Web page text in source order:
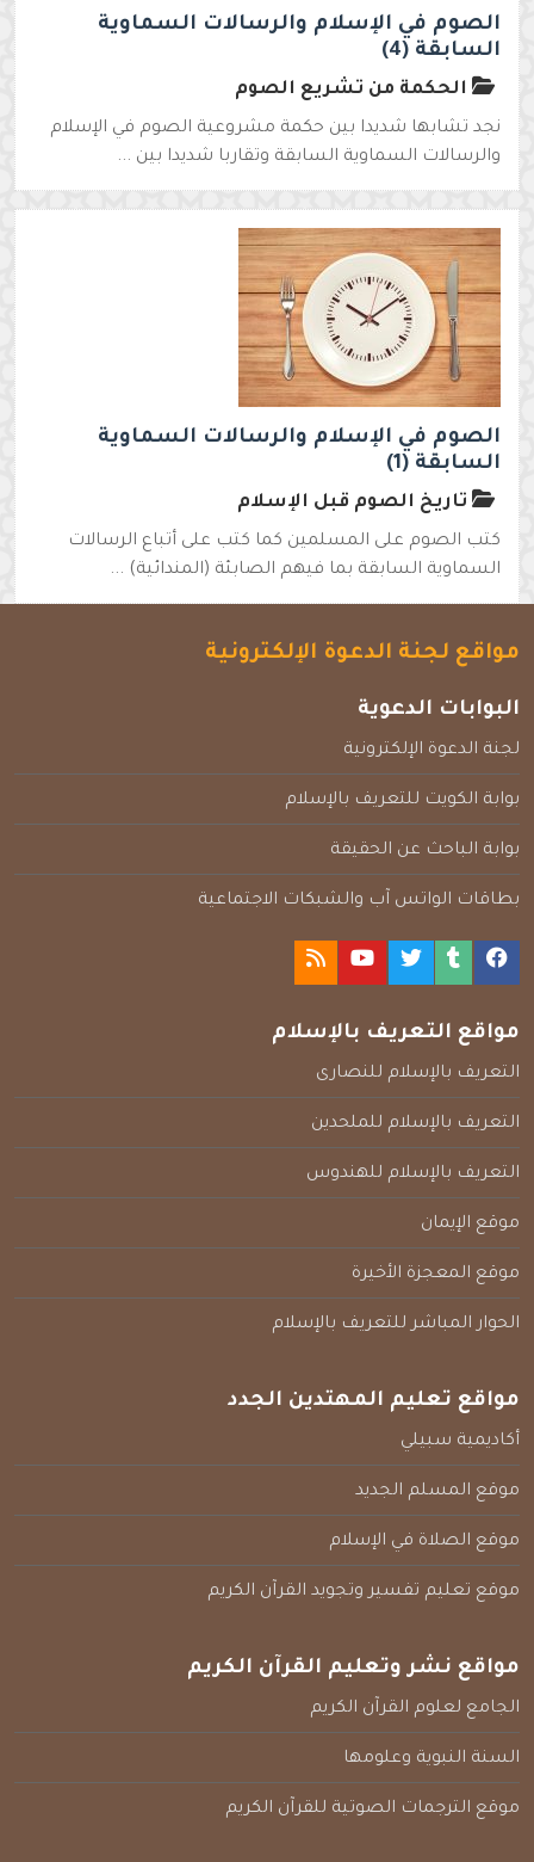
الصوم في الإسلام والرسالات السماوية
السابقة (4)
الحكمة من تشريع الصوم
نجد تشابها شديدا بين حكمة مشروعية الصوم في الإسلام
والرسالات السماوية السابقة وتقاربا شديدا بين ...
الصوم في الإسلام والرسالات السماوية
السابقة (1)
تاريخ الصوم قبل الإسلام
كتب الصوم على المسلمين كما كتب على أتباع الرسالات
السماوية السابقة بما فيهم الصابئة (المندائية) ...
مواقع لجنة الدعوة الإلكترونية
البوابات الدعوية
لجنة الدعوة الإلكترونية
بوابة الكويت للتعريف بالإسلام
بوابة الباحث عن الحقيقة
بطاقات الواتس آب والشبكات الاجتماعية
مواقع التعريف بالإسلام
التعريف بالإسلام للنصارى
التعريف بالإسلام للملحدين
التعريف بالإسلام للهندوس
موقع الإيمان
موقع المعجزة الأخيرة
الحوار المباشر للتعريف بالإسلام
مواقع تعليم المهتدين الجدد
أكاديمية سبيلي
موقع المسلم الجديد
موقع الصلاة في الإسلام
موقع تعليم تفسير وتجويد القرآن الكريم
مواقع نشر وتعليم القرآن الكريم
الجامع لعلوم القرآن الكريم
السنة النبوية وعلومها
موقع الترجمات الصوتية للقرآن الكريم